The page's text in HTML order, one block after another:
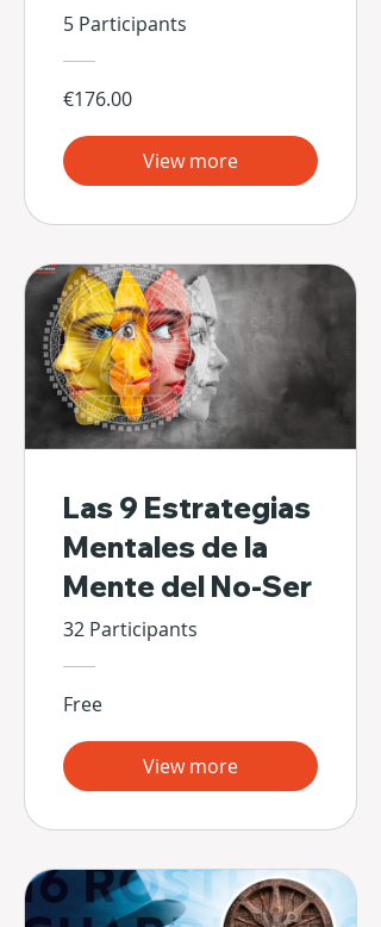
5 Participants
€176.00
View more
Las 9 Estrategias
Mentales de la
Mente del No-Ser
32 Participants
Free
View more